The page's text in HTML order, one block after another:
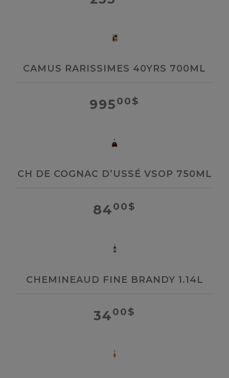
CAMUS RARISSIMES 40YRS 700ML
99500$
CH DE COGNAC D’USSÉ VSOP 750ML
8400$
CHEMINEAUD FINE BRANDY 1.14L
3400$